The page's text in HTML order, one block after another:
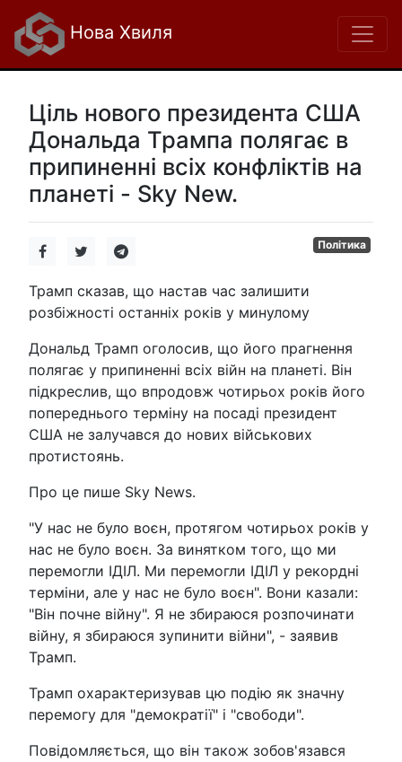
Нова Хвиля
Ціль нового президента США
Дональда Трампа полягає в
припиненні всіх конфліктів на
планеті - Sky New.
Політика
Трамп сказав, що настав час залишити
розбіжності останніх років у минулому
Дональд Трамп оголосив, що його прагнення
полягає у припиненні всіх війн на планеті. Він
підкреслив, що впродовж чотирьох років його
попереднього терміну на посаді президент
США не залучався до нових військових
протистоянь.
Про це пише Sky News.
"У нас не було воєн, протягом чотирьох років у
нас не було воєн. За винятком того, що ми
перемогли ІДІЛ. Ми перемогли ІДІЛ у рекордні
терміни, але у нас не було воєн". Вони казали:
"Він почне війну". Я не збираюся розпочинати
війну, я збираюся зупинити війни", - заявив
Трамп.
Трамп охарактеризував цю подію як значну
перемогу для "демократії" і "свободи".
Повідомляється, що він також зобов'язався